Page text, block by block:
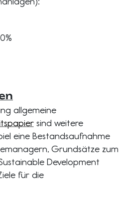
allgemeine
sind weitere
eine Bestandsaufnahme
Grundsätze zum
Development
für die